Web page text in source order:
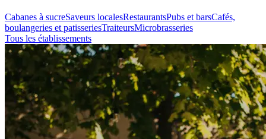
Cabanes à sucreSaveurs localesRestaurantsPubs et barsCafés,
boulangeries et patisseriesTraiteursMicrobrasseries
Tous les établissements